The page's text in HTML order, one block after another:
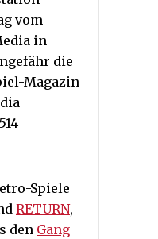
vom
in
die
Magazin
Spiele
RETURN,
den Gang